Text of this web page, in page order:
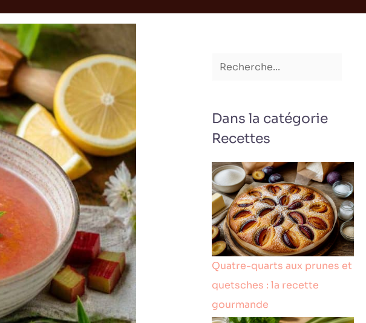
Dans la catégorie
Recettes
Quatre-quarts aux prunes et
quetsches : la recette
gourmande